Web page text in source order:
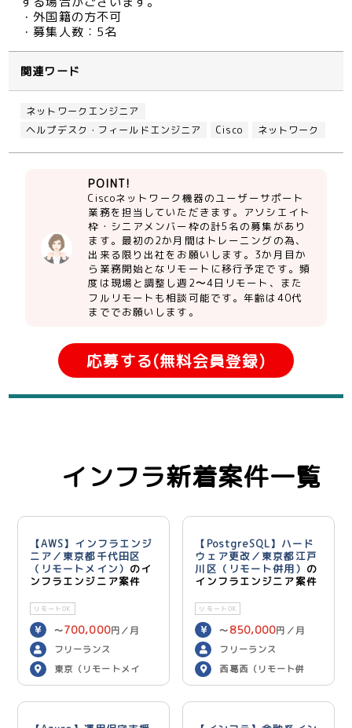
・外国籍の方不可
・募集人数：5名
関連ワード
ネットワークエンジニア
ヘルプデスク・フィールドエンジニア
Cisco ネットワーク
POINT!
Ciscoネットワーク機器のユーザーサポート
業務を担当していただきます。アソシエイト
枠・シニアメンバー枠の計5名の募集があり
ます。最初の2か月間はトレーニングの為、
出来る限り出社をお願いします。3か月目か
ら業務開始となリモートに移行予定です。頻
度は現場と調整し週2〜4日リモート、また
フルリモートも相談可能です。年齢は40代
まででお願いします。
応募する(無料会員登録)
インフラ新着案件一覧
【AWS】インフラエンジ
ニア／東京都千代田区
（リモートメイン） のイ
ンフラエンジニア案件
リモートOK
〜700,000円／月
フリーランス
東京（リモートメイ
ン）
【PostgreSQL】ハード
ウェア更改／東京都江戸
川区（リモート併用） の
インフラエンジニア案件
リモートOK
〜 850,000円／月
フリーランス
西葛西（リモート併
用）